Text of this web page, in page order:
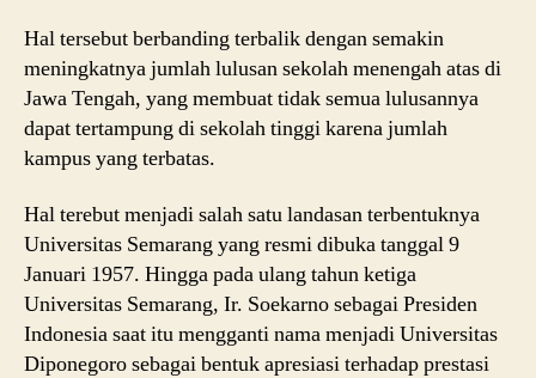
Hal tersebut berbanding terbalik dengan semakin
meningkatnya jumlah lulusan sekolah menengah atas di
Jawa Tengah, yang membuat tidak semua lulusannya
dapat tertampung di sekolah tinggi karena jumlah
kampus yang terbatas.
Hal terebut menjadi salah satu landasan terbentuknya
Universitas Semarang yang resmi dibuka tanggal 9
Januari 1957. Hingga pada ulang tahun ketiga
Universitas Semarang, Ir. Soekarno sebagai Presiden
Indonesia saat itu mengganti nama menjadi Universitas
Diponegoro sebagai bentuk apresiasi terhadap prestasi